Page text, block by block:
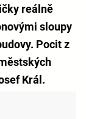
reálně
sloupy
Pocit z
Král.